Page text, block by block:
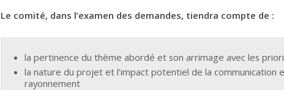
Le comité, dans l’examen des demandes, tiendra compte de :
la pertinence du thème abordé et son arrimage avec les
la nature du projet et l’impact potentiel de la communication
rayonnement